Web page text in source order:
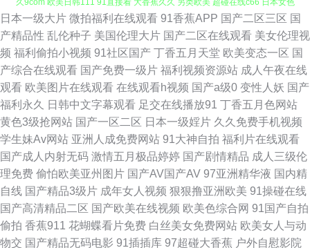
日韩精品免费 另类图片综合 欧州成人一三区 黑丝AV网 国产香蕉99 蜜芽久
久9com 欧美日韩111 91直接看 大香蕉久久 另类欧美 超碰在线c66 日本女色
色视频 老司机成人福利 亚洲黄色免费电影 91自慰 51视频网 国产日韩欧美足
交 av导航网站 超碰99热 亚洲国产aa 欧美另类女人男人 福利社123 五月天
91视频 青娱乐最新地址 欧美精品18 www91爱爱 亚洲日本色网扯 美女深夜
发福利 91人妻视频 国产精自拍 青青草操逼视频 国产精品成年 天堂久久大香
蕉 久草色视频 福利午夜探花 国产馆绿帽 日韩色图网 欧美人妻自慰 伪娘白丝
日本一级大片 微拍福利在线观看 91香蕉APP 国产二区三区 国
产精品性 乱伦种子 美国伦理大片 国产二区在线观看 美女伦理视
频 福利偷拍小视频 91社区国产 丁香五月天堂 欧美变态一区 国
产综合在线观看 国产免费一级片 福利视频资源站 成人午夜在线
观看 欧美图片在线观看 在线观看h视频 国产a级0 变性人妖 国产
福利永久
日韩中文字幕观看 足交在线播放91 丁香五月色网站
黄色3级抢网站 国产一区二区 日本一级婬片 久久免费手机视频
学生妹Av网站 亚洲人成免费网站 91大神自拍 福利片在线观看
国产成人内射无码 激情五月极品婷婷 国产剧情精品 成人三级伦
理免费 偷怕欧美亚州图片 国产AV国产AV 97亚洲精华液 国内精
自线 国产精品3级片 成年女人视频 狠狠撸亚洲欧美 91操碰在线
国产高清精品二区 国产欧美在线视频 欧美色综合网 91国产自拍
偷拍 香蕉911 花蝴蝶看片免费 白丝美女免费网站 欧美女人与动
物交 国产精品无码电影 91插插库 97超碰大香蕉 户外自慰影院